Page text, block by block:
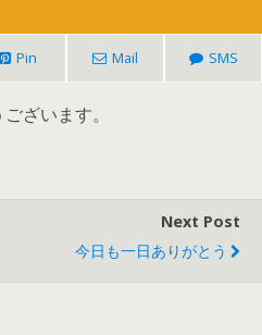
Pin Mail SMS
ざいます。
Next Post
今日も一日ありがとう